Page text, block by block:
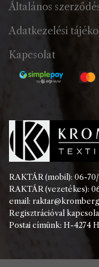
Általános
Adatkezelési
Kapcsolat
RAKTÁR (mobil): 06-
RAKTÁR (vezetékes):
email:
Regisztrációval
Postai címünk: H-4274